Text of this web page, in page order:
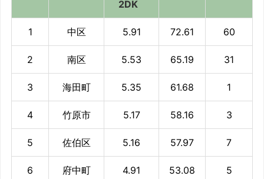
2DK
1 中区 5.91 72.61 60
2 南区 5.53 65.19 31
3 海田町 5.35 61.68 1
4 竹原市 5.17 58.16 3
5 佐伯区 5.16 57.97 7
6 府中町 4.91 53.08 5